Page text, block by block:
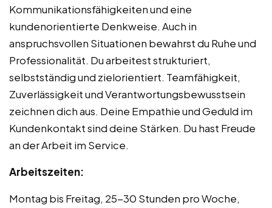
Kommunikationsfähigkeiten und eine
kundenorientierte Denkweise. Auch in
anspruchsvollen Situationen bewahrst du Ruhe und
Professionalität. Du arbeitest strukturiert,
selbstständig und zielorientiert. Teamfähigkeit,
Zuverlässigkeit und Verantwortungsbewusstsein
zeichnen dich aus. Deine Empathie und Geduld im
Kundenkontakt sind deine Stärken. Du hast Freude
an der Arbeit im Service.
Arbeitszeiten:
Montag bis Freitag, 25-30 Stunden pro Woche,